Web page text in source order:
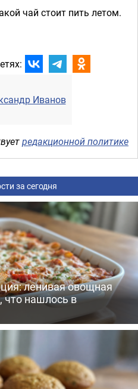
чай стоит пить летом.
Иванов
редакционной политике
за сегодня
ленивая овощная
что нашлось в